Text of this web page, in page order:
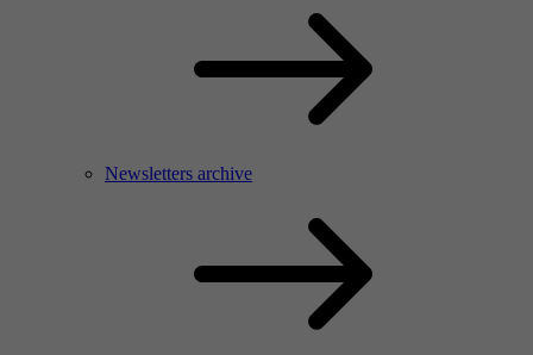
Newsletters archive